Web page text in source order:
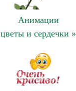
Анимации
цветы и сердечки »